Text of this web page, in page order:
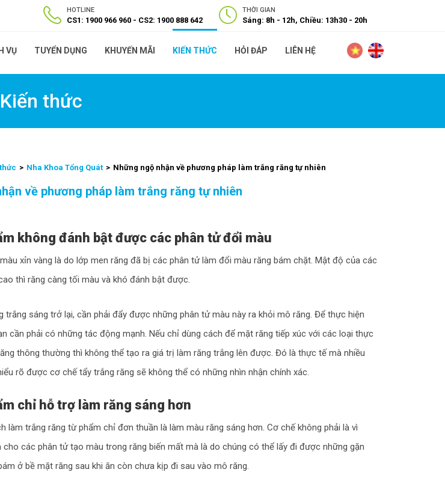
HOTLINE
CS1: 1900 966 960 CS2: 1900 888 642
THỜI GIAN
Sáng: 8h - 12h, Chiều: 13h30 - 20h
VỤ TUYỂN DỤNG KHUYẾN MÃI KIẾN THỨC HỎI ĐÁP LIÊN HỆ
Kiến thức
Nha Khoa Tổng Quát Những ngộ nhận về phương pháp làm trắng răng tự nhiên
về phương pháp làm trắng răng tự nhiên
không đánh bật được các phân tử đổi màu
xỉn vàng là do lớp men răng đã bị các phân tử làm đổi màu răng bám chặt. Mật độ của các
thì răng càng tối màu và khó đánh bật được.
trắng sáng trở lại, cần phải đẩy được những phân tử màu này ra khỏi mô răng. Để thực hiện
cần phải có những tác động mạnh. Nếu chỉ dùng cách để mặt răng tiếp xúc với các loại thực
thông thường thì không thể tạo ra giá trị làm răng trắng lên được. Đó là thực tế mà nhiều
rõ được cơ chế tẩy trắng răng sẽ không thể có những nhìn nhận chính xác.
chỉ hỗ trợ làm răng sáng hơn
làm trắng răng từ phẩm chỉ đơn thuần là làm màu răng sáng hơn. Cơ chế không phải là vì
cho các phân tử tạo màu trong răng biến mất mà là do chúng có thể lấy đi được những gặn
ở bề mặt răng sau khi ăn còn chưa kịp đi sau vào mô răng.